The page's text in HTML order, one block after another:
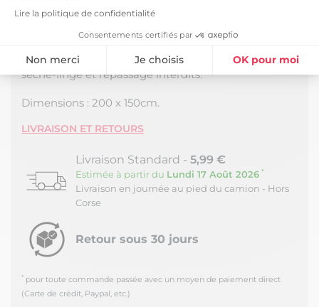
Lire la politique de confidentialité
Consentements certifiés par
Non merci Je choisis OK pour moi
Axeptio consent
Plateforme de Gestion du Consentement : Personnalisez vos
Notre plateforme vous permet d'adapter et de gérer vos
Utilisation toute saison.
Conseil d'entretien :
lavable en machine à 30°C,
sèche-linge et repassage interdits.
Dimensions : 200 x 150cm.
LIVRAISON ET RETOURS
Livraison Standard - 5,99 €
Estimée à partir du Lundi 17 Août 2026 *
Livraison en journée au pied du camion - Hors
Corse
Retour sous 30 jours
* pour toute commande passée avec un moyen de paiement direct
(Carte de crédit, Paypal, etc.)